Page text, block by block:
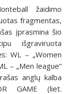
žaidimo
fragmentas,
įprasmina šio
išgraviruota
WL – „Women
– „Men league“
anglų kalba
GAME (liet.